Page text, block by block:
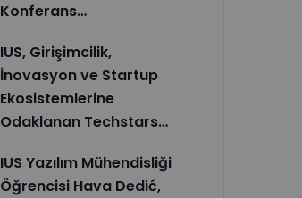
Konferans…
IUS, Girişimcilik,
İnovasyon ve Startup
Ekosistemlerine
Odaklanan Techstars…
IUS Yazılım Mühendisliği
Öğrencisi Hava Dedić,